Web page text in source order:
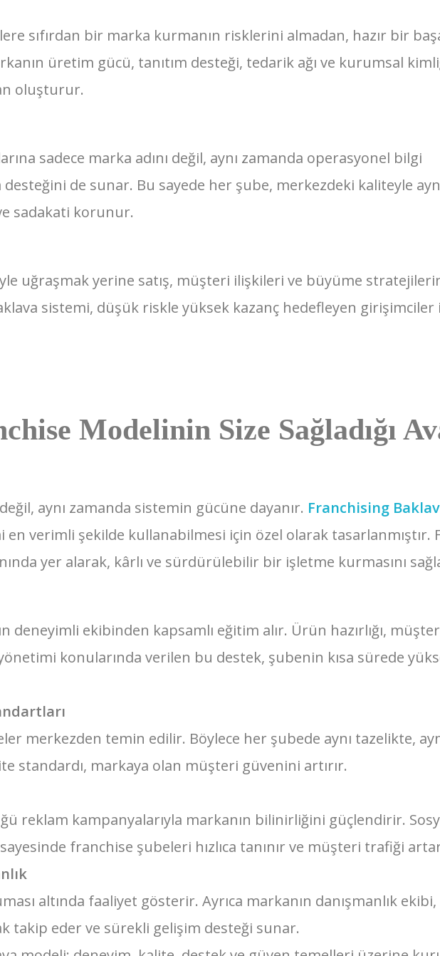
sıfırdan bir marka kurmanın risklerini almadan, hazır bir
üretim gücü, tanıtım desteği, tedarik ağı ve kurumsal
oluşturur.
sadece marka adını değil, aynı zamanda operasyonel bilgi
de sunar. Bu sayede her şube, merkezdeki kaliteyle
sadakati korunur.
uğraşmak yerine satış, müşteri ilişkileri ve büyüme
sistemi, düşük riskle yüksek kazanç hedefleyen girişimciler
Modelinin Size Sağladığı
aynı zamanda sistemin gücüne dayanır. Franchising
verimli şekilde kullanabilmesi için özel olarak tasarlanmıştır.
yer alarak, kârlı ve sürdürülebilir bir işletme kurmasını
deneyimli ekibinden kapsamlı eğitim alır. Ürün hazırlığı,
konularında verilen bu destek, şubenin kısa sürede
merkezden temin edilir. Böylece her şubede aynı tazelikte,
standardı, markaya olan müşteri güvenini artırır.
reklam kampanyalarıyla markanın bilinirliğini güçlendirir.
franchise şubeleri hızlıca tanınır ve müşteri trafiği
altında faaliyet gösterir. Ayrıca markanın danışmanlık ekibi,
takip eder ve sürekli gelişim desteği sunar.